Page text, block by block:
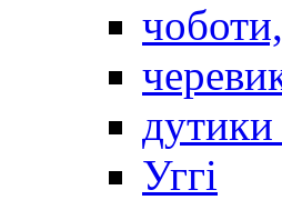
дутики
Уггі